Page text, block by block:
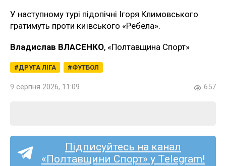
У наступному турі підопічні Ігоря Климовського
гратимуть проти київського «Ребела».
Владислав ВЛАСЕНКО, «Полтавщина Спорт»
ДРУГА ЛІГА ФУТБОЛ
9 серпня 2026, 11:09 657
Підписуйтесь на канал
«Полтавщини Спорт» у Telegram!